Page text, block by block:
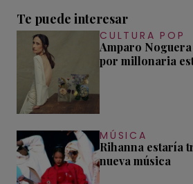
Te puede interesar
CULTURA POP
Amparo
por millonaria
MÚSICA
Rihanna estaría
nueva música